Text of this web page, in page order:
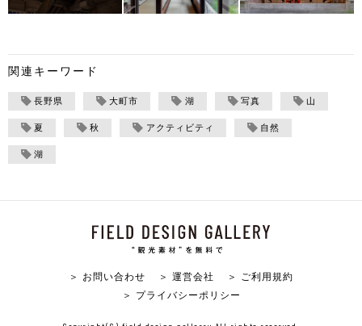
関連キーワード
長野県 大町市 湖 写真 山
夏 秋 アクティビティ 自然
湖
＞ お問い合わせ ＞ 運営会社
＞ ご利用規約
＞ プライバシーポリシー